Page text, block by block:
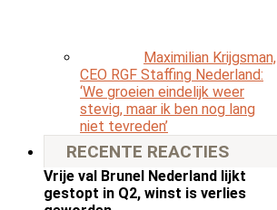
Maximilian Krijgsman,
CEO RGF Staffing Nederland:
‘We groeien eindelijk weer
stevig, maar ik ben nog lang
niet tevreden’
RECENTE REACTIES
Vrije val Brunel Nederland lijkt
gestopt in Q2, winst is verlies